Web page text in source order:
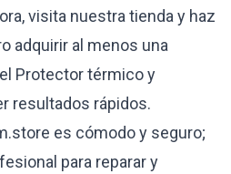
visita nuestra tienda y haz
adquirir al menos una
Protector térmico y
resultados rápidos.
es cómodo y seguro;
para reparar y